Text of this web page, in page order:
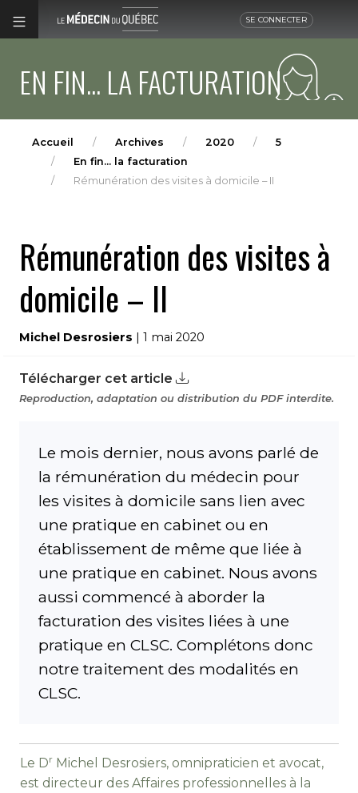
SE CONNECTER
EN FIN... LA FACTURATION
Accueil Archives 2020
5
En fin... la facturation
Rémunération des visites à domicile – II
Rémunération des visites à
domicile – II
Michel Desrosiers | 1 mai 2020
Télécharger cet article
Reproduction, adaptation ou distribution du PDF interdite.
Le mois dernier, nous avons parlé de
la rémunération du médecin pour
les visites à domicile sans lien avec
une pratique en cabinet ou en
établissement de même que liée à
une pratique en cabinet. Nous avons
aussi commencé à aborder la
facturation des visites liées à une
pratique en CLSC. Complétons donc
notre traitement des modalités en
CLSC.
Le Dr Michel Desrosiers, omnipraticien et avocat,
est directeur des Affaires professionnelles à la